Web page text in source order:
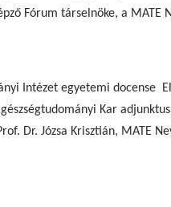
Fórum társelnöke, a
Intézet egyetemi docense
Kar
Dr. Józsa Krisztián, MATE